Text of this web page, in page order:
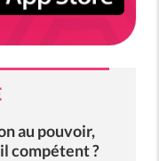
au pouvoir,
compétent ?